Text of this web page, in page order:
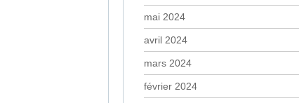
mai 2024
avril 2024
mars 2024
février 2024